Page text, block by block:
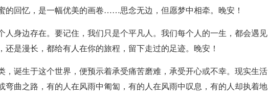
的回忆，是一幅优美的画卷……思念无边，但愿梦中相牵。晚安！
人身边存在。要记住，我们只是个平凡人。我们每个人的一生，都会遇见
还是漫长，都给有人在你的旅程，留下走过的足迹。晚安！
，诞生于这个世界，便预示着承受痛苦磨难，承受开心或不幸。现实生活
弯曲之路，有的人在风雨中匍匐，有的人在风雨中叹息，有的人却执着地